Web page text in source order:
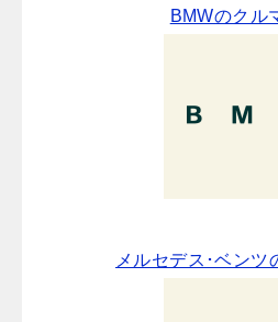
BMWのクル
メルセデス･ベンツ